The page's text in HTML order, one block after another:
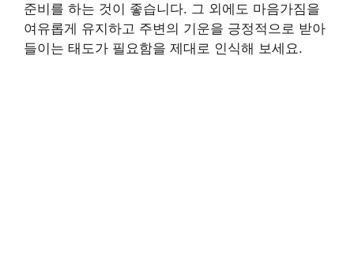
준비를 하는 것이 좋습니다. 그 외에도 마음가짐을
여유롭게 유지하고 주변의 기운을 긍정적으로 받아
들이는 태도가 필요함을 제대로 인식해 보세요.